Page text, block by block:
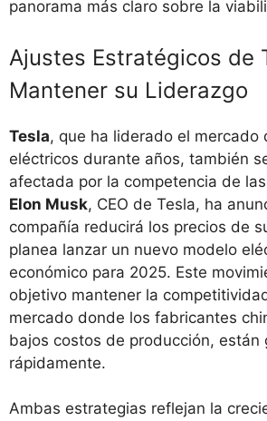
panorama más claro sobre la
Ajustes Estratégicos de
Mantener su Liderazgo
Tesla, que ha liderado el mercado
eléctricos durante años, también
afectada por la competencia de
Elon Musk, CEO de Tesla, ha
compañía reducirá los precios de
planea lanzar un nuevo modelo
económico para 2025. Este
objetivo mantener la
mercado donde los fabricantes
bajos costos de producción, están
rápidamente.
Ambas estrategias reflejan la